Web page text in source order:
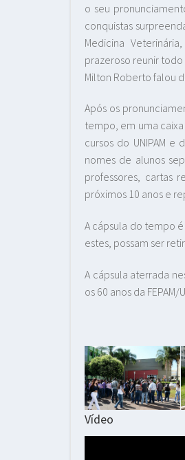
o seu
conquistas
Medicina
prazeroso reunir todo
Milton Roberto falou
Após os
tempo, em uma
cursos do UNIPAM
nomes de alunos
professores, cartas
próximos 10 anos e
A cápsula do tempo
estes, possam ser
A cápsula aterrada
os 60 anos da FEPAM/
Vídeo